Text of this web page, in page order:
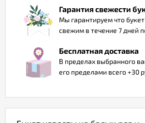
Гарантия свежести
Мы гарантируем что
свежим в течение 7 дней
Бесплатная доставка
В пределах выбранного
его пределами всего +30